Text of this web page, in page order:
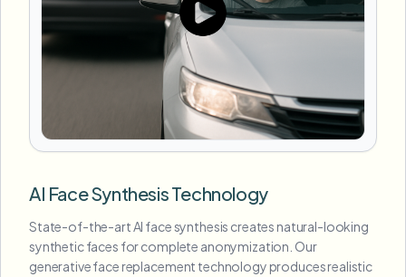
AI Face Synthesis Technology
State-of-the-art AI face synthesis creates natural-looking
synthetic faces for complete anonymization. Our
generative face replacement technology produces realistic